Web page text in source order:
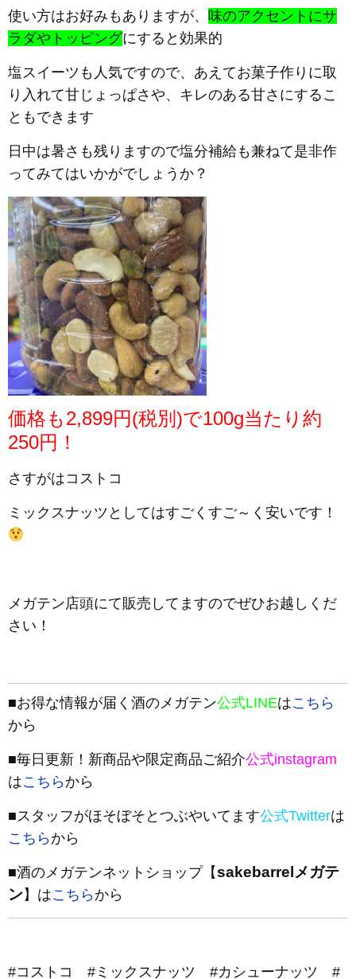
使い方はお好みもありますが、 味のアクセントにサ
ラダやトッピングにすると効果的
塩スイーツも人気ですので、あえてお菓子作りに取
り入れて甘じょっぱさや、キレのある甘さにするこ
ともできます
日中は暑さも残りますので塩分補給も兼ねて是非作
ってみてはいかがでしょうか？
価格も2,899円(税別)で100g当たり約
250円！
さすがはコストコ
ミックスナッツとしてはすごくすご～く安いです！
メガテン店頭にて販売してますのでぜひお越しくだ
さい！
■お得な情報が届く酒のメガテン公式LINEはこちら
から
■毎日更新！新商品や限定商品ご紹介公式instagram
はこちらから
■スタッフがほそぼそとつぶやいてます公式Twitterは
こちらから
■酒のメガテンネットショップ【sakebarrelメガテ
ン 】はこちらから
#コストコ #ミックスナッツ #カシューナッツ #